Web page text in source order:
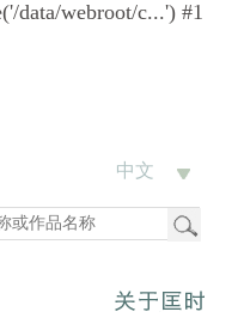
data/webroot/c...') #1
中文